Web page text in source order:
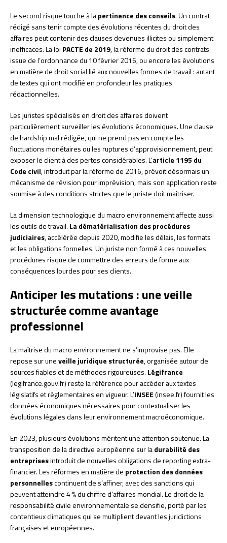
Le second risque touche à lapertinence des conseils. Un contrat
rédigé sans tenir compte des évolutions récentes du droit des
affaires peut contenir des clauses devenues illicites ou simplement
inefficaces. La loi PACTE de 2019, la réforme du droit des contrats
issue de l’ordonnance du 10 février 2016, ou encore les évolutions
en matière de droit social lié aux nouvelles formes de travail : autant
de textes qui ont modifié en profondeur les pratiques
rédactionnelles.
Les juristes spécialisés en droit des affaires doivent
particulièrement surveiller les évolutions économiques. Une clause
de hardship mal rédigée, qui ne prend pas en compte les
fluctuations monétaires ou les ruptures d’approvisionnement, peut
exposer le client à des pertes considérables. L’article 1195 du
Code civil, introduit par la réforme de 2016, prévoit désormais un
mécanisme de révision pour imprévision, mais son application reste
soumise à des conditions strictes que le juriste doit maîtriser.
La dimension technologique du macro environnement affecte aussi
les outils de travail. La dématérialisation des procédures
judiciaires, accélérée depuis 2020, modifie les délais, les formats
et les obligations formelles. Un juriste non formé à ces nouvelles
procédures risque de commettre des erreurs de forme aux
conséquences lourdes pour ses clients.
Anticiper les mutations : une veille
structurée comme avantage
professionnel
La maîtrise du macro environnement ne s’improvise pas. Elle
repose sur uneveille juridique structurée, organisée autour de
sources fiables et de méthodes rigoureuses. Légifrance
(legifrance.gouv.fr) reste la référence pour accéder aux textes
législatifs et réglementaires en vigueur. L’INSEE(insee.fr) fournit les
données économiques nécessaires pour contextualiser les
évolutions légales dans leur environnement macroéconomique.
En 2023, plusieurs évolutions méritent une attention soutenue. La
transposition de la directive européenne sur ladurabilité des
entreprisesintroduit de nouvelles obligations de reporting extra-
financier. Les réformes en matière de protection des données
personnellescontinuent de s’affiner, avec des sanctions qui
peuvent atteindre 4 % du chiffre d’affaires mondial. Le droit de la
responsabilité civile environnementale se densifie, porté par les
contentieux climatiques qui se multiplient devant les juridictions
françaises et européennes.